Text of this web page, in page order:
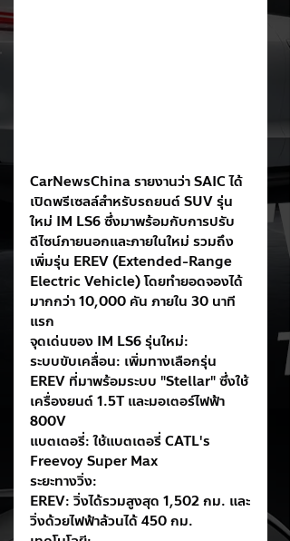
CarNewsChina รายงานว่า SAIC ได้
เปิดพรีเซลล์สำหรับรถยนต์ SUV รุ่น
ใหม่ IM LS6 ซึ่งมาพร้อมกับการปรับ
ดีไซน์ภายนอกและภายในใหม่ รวมถึง
เพิ่มรุ่น EREV (Extended-Range
Electric Vehicle) โดยทำยอดจองได้
มากกว่า 10,000 คัน ภายใน 30 นาที
แรก
จุดเด่นของ IM LS6 รุ่นใหม่:
ระบบขับเคลื่อน: เพิ่มทางเลือกรุ่น
EREV ที่มาพร้อมระบบ "Stellar" ซึ่งใช้
เครื่องยนต์ 1.5T และมอเตอร์ไฟฟ้า
800V
แบตเตอรี่: ใช้แบตเตอรี่ CATL's
Freevoy Super Max
ระยะทางวิ่ง:
EREV: วิ่งได้รวมสูงสุด 1,502 กม. และ
วิ่งด้วยไฟฟ้าล้วนได้ 450 กม.